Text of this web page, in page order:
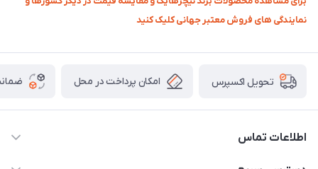
نمایندگی های فروش معتبر جهانی کلیک کنید
تحویل اکسپرس امکان پرداخت در محل
اطلاعات تماس
02166456492 - 09121933405